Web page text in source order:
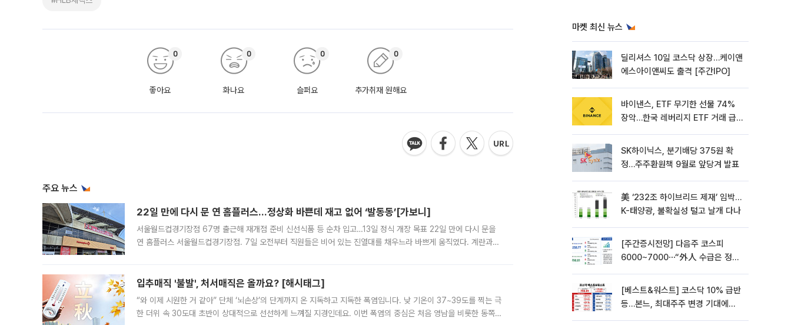
좋아요
0
화나요
0
슬퍼요
0
추가취재 원해요
0
주요 뉴스
22일 만에 다시 문 연 홈플러스…정상화 바쁜데 재고 없어 ‘발동동’[가보니]
서울월드컵경기장점 67명 출근해 재개점 준비 신선식품 등 순차 입고…13일 정식 개장 목표 22일 만에 다시 문을
연 홈플러스 서울월드컵경기장점. 7일 오전부터 직원들은 비어 있는 진열대를 채우느라 바쁘게 움직였다. 계란과
입추매직 '불발', 처서매직은 올까요? [해시태그]
“와 이제 시원한 거 같아” 단체 ‘뇌손상’의 단계까지 온 지독하고 지독한 폭염입니다. 낮 기온이 37~39도를 찍는 극
한 더위 속 30도대 초반이 상대적으로 선선하게 느껴질 지경인데요. 이번 폭염의 중심은 처음 영남을 비롯한 동쪽
마켓 최신 뉴스
딜리셔스 10일 코스닥 상장…케이앤
에스아이앤씨도 출격 [주간IPO]
바이낸스, ETF 무기한 선물 74%
장악…한국 레버리지 ETF 거래 급
SK하이닉스, 분기배당 375원 확
정…주주환원책 9월로 앞당겨 발표
美 ‘232조 하이브리드 제재’ 임박…
K-태양광, 불확실성 털고 날개 다나
[주간증시전망] 다음주 코스피
6000~7000⋯“外人 수급은 정책
[베스트&워스트] 코스닥 10% 급반
등…본느, 최대주주 변경 기대에